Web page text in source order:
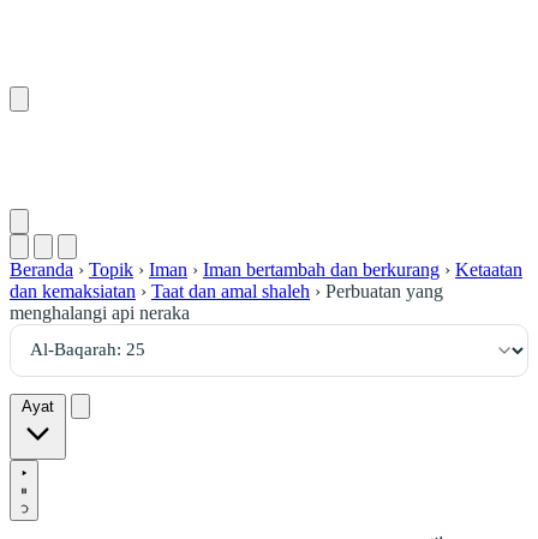
Beranda › Topik › Iman › Iman bertambah dan berkurang › Ketaatan
dan kemaksiatan › Taat dan amal shaleh › Perbuatan yang
menghalangi api neraka
Ayat